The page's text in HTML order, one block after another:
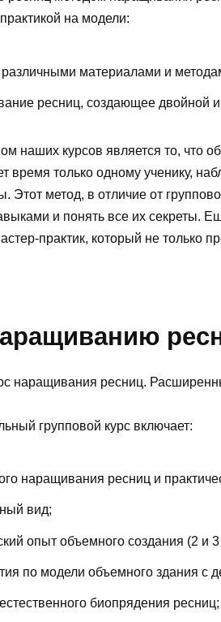
на модели:
материалами и
ресниц, создающее двойной
наших курсов является то, что
время только одному ученику,
Этот метод, в отличие от
и понять все их секреты.
практик, который не только
наращивания ресниц.
групповой курс включает:
наращивания ресниц и
вид;
опыт объемного создания (2 и
по модели объемного здания с
биопрядения ресниц;